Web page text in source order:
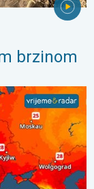
brzinom
. . subota,